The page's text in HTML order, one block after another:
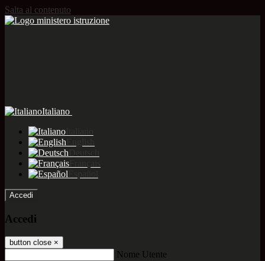
Salta al contenuto
Italiano
Accedi
Accedi
button close ×
Nome Utente